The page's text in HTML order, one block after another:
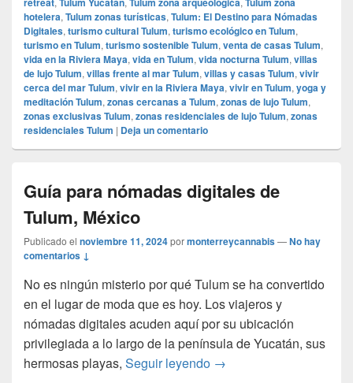
hotelera, Tulum zonas turísticas, Tulum: El Destino para Nómadas
Digitales, turismo cultural Tulum, turismo ecológico en Tulum,
turismo en Tulum, turismo sostenible Tulum, venta de casas Tulum,
vida en la Riviera Maya, vida en Tulum, vida nocturna Tulum, villas
de lujo Tulum, villas frente al mar Tulum, villas y casas Tulum, vivir
cerca del mar Tulum, vivir en la Riviera Maya, vivir en Tulum, yoga y
meditación Tulum, zonas cercanas a Tulum, zonas de lujo Tulum,
zonas exclusivas Tulum, zonas residenciales de lujo Tulum, zonas
residenciales Tulum | Deja un comentario
Guía para nómadas digitales de
Tulum, México
Publicado el noviembre 11, 2024pormonterreycannabis—No hay
comentarios ↓
No es ningún misterio por qué Tulum se ha convertido
en el lugar de moda que es hoy. Los viajeros y
nómadas digitales acuden aquí por su ubicación
privilegiada a lo largo de la península de Yucatán, sus
hermosas playas, Seguir leyendo Guía para nómadas
→